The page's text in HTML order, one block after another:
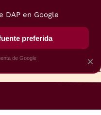
×
DAP en Google
preferida
de Google